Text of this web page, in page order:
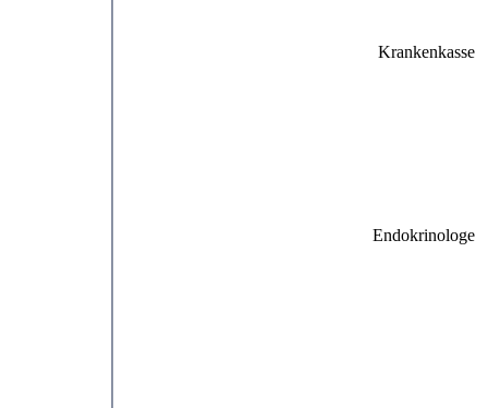
Krankenkasse
Endokrinologe